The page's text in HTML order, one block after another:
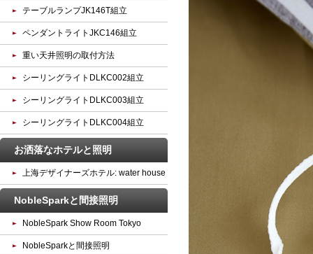
テーブルランプJK146T組立
ペンダントライトJKC146組立
重い天井照明の取付方法
シーリングライトDLKC002組立
シーリングライトDLKC003組立
シーリングライトDLKC004組立
お洒落なホテルと照明
上海デザイナーズホテル: water house
NobleSparkと間接照明
NobleSpark Show Room Tokyo
NobleSparkと間接照明